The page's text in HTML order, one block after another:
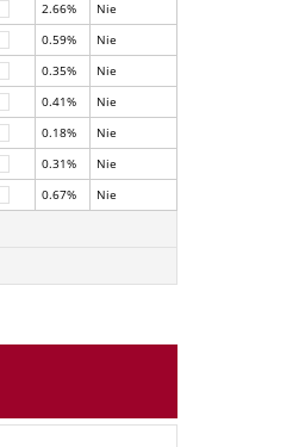
2.66%
Nie
0.59%
Nie
0.35%
Nie
0.41%
Nie
0.18%
Nie
0.31%
Nie
0.67% Nie